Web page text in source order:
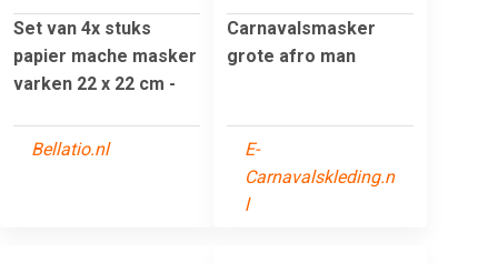
Set van 4x stuks
papier mache masker
varken 22 x 22 cm -
Bellatio.nl
Carnavalsmasker
grote afro man
E-
Carnavalskleding.n
l